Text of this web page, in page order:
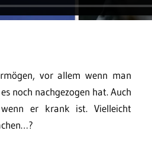
vor allem wenn man
noch nachgezogen hat. Auch
er krank ist. Vielleicht